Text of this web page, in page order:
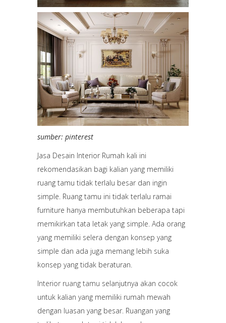
sumber: pinterest
Jasa Desain Interior Rumah kali ini
rekomendasikan bagi kalian yang memiliki
ruang tamu tidak terlalu besar dan ingin
simple. Ruang tamu ini tidak terlalu ramai
furniture hanya membutuhkan beberapa tapi
memikirkan tata letak yang simple. Ada orang
yang memiliki selera dengan konsep yang
simple dan ada juga memang lebih suka
konsep yang tidak beraturan.
Interior ruang tamu selanjutnya akan cocok
untuk kalian yang memiliki rumah mewah
dengan luasan yang besar. Ruangan yang